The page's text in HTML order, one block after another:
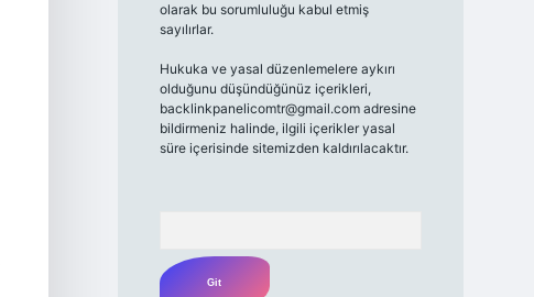
olarak bu sorumluluğu kabul etmiş
sayılırlar.
Hukuka ve yasal düzenlemelere aykırı
olduğunu düşündüğünüz içerikleri,
backlinkpanelicomtr@gmail.comadresine
bildirmeniz halinde, ilgili içerikler yasal
süre içerisinde sitemizden kaldırılacaktır.